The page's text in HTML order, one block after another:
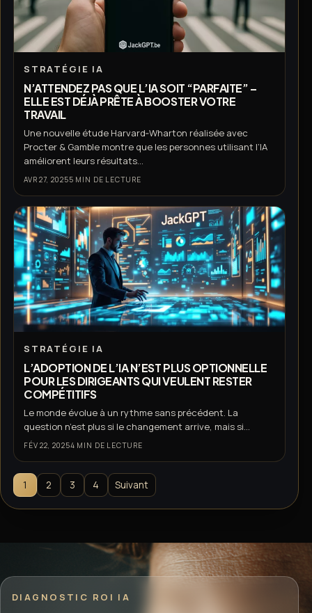
STRATÉGIE IA
N’ATTENDEZ PAS QUE L’IA SOIT “PARFAITE” –
ELLE EST DÉJÀ PRÊTE À BOOSTER VOTRE
TRAVAIL
Une nouvelle étude Harvard‑Wharton réalisée avec
Procter & Gamble montre que les personnes utilisant l’IA
améliorent leurs résultats...
AVR 27, 20255 MIN DE LECTURE
STRATÉGIE IA
L’ADOPTION DE L’IA N’EST PLUS OPTIONNELLE
POUR LES DIRIGEANTS QUI VEULENT RESTER
COMPÉTITIFS
Le monde évolue à un rythme sans précédent. La
question n’est plus si le changement arrive, mais si...
FÉV 22, 20254 MIN DE LECTURE
1 2 3 4 Suivant
DIAGNOSTIC ROI IA